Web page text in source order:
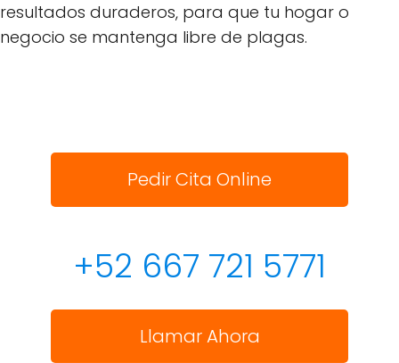
resultados duraderos, para que tu hogar o
negocio se mantenga libre de plagas.
Pedir Cita Online
+52 667 721 5771
Llamar Ahora